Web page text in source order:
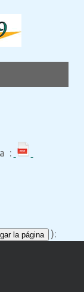
:
la página ):